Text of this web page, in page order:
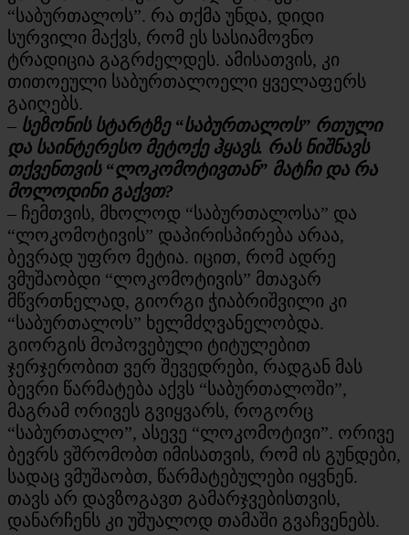
“საბურთალოს”. რა თქმა უნდა, დიდი
სურვილი მაქვს, რომ ეს სასიამოვნო
ტრადიცია გაგრძელდეს. ამისათვის, კი
თითოეული საბურთალოელი ყველაფერს
გაიღებს.
– სეზონის სტარტზე “საბურთალოს” რთული
და საინტერესო მეტოქე ჰყავს. რას ნიშნავს
თქვენთვის “ლოკომოტივთან” მატჩი და რა
მოლოდინი გაქვთ?
– ჩემთვის, მხოლოდ “საბურთალოსა” და
“ლოკომოტივის” დაპირისპირება არაა,
ბევრად უფრო მეტია. იცით, რომ ადრე
ვმუშაობდი “ლოკომოტივის” მთავარ
მწვრთნელად, გიორგი ჭიაბრიშვილი კი
“საბურთალოს” ხელმძღვანელობდა.
გიორგის მოპოვებული ტიტულებით
ჯერჯერობით ვერ შევედრები, რადგან მას
ბევრი წარმატება აქვს “საბურთალოში”,
მაგრამ ორივეს გვიყვარს, როგორც
“საბურთალო”, ასევე “ლოკომოტივი”. ორივე
ბევრს ვშრომობთ იმისათვის, რომ ის გუნდები,
სადაც ვმუშაობთ, წარმატებულები იყვნენ.
თავს არ დავზოგავთ გამარჯვებისთვის,
დანარჩენს კი უშუალოდ თამაში გვაჩვენებს.